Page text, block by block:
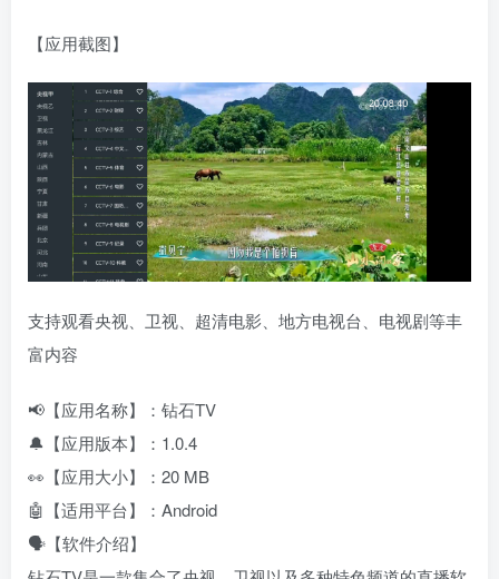
【应用截图】
支持观看央视、卫视、超清电影、地方电视台、电视剧等丰
富内容
📢【应用名称】：钻石TV
🔔【应用版本】：1.0.4
👀【应用大小】：20 MB
🤖【适用平台】：Android
🗣️【软件介绍】